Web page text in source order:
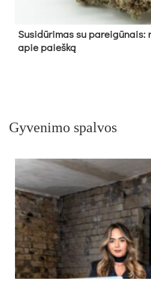
Su­si­dū­ri­mas su
apie paieš­ką
Gyvenimo spalvos